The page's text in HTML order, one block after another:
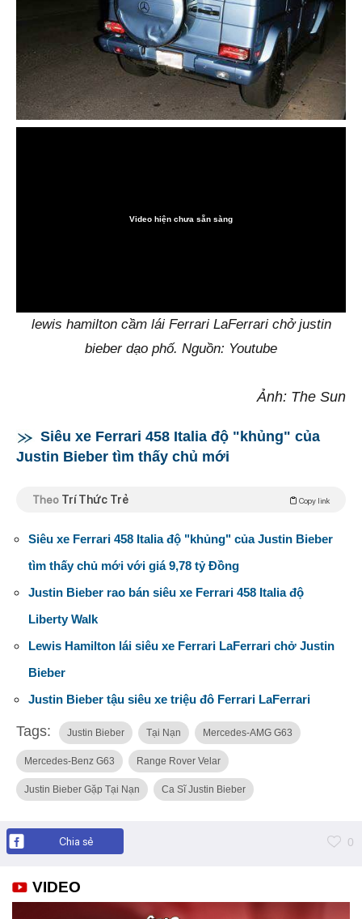
Video hiện chưa sẵn sàng
lewis hamilton cầm lái Ferrari LaFerrari chở justin
bieber dạo phố. Nguồn: Youtube
Ảnh: The Sun
Siêu xe Ferrari 458 Italia độ "khủng" của
Justin Bieber tìm thấy chủ mới
Theo Trí Thức Trẻ Copy link
Siêu xe Ferrari 458 Italia độ "khủng" của Justin Bieber
tìm thấy chủ mới với giá 9,78 tỷ Đồng
Justin Bieber rao bán siêu xe Ferrari 458 Italia độ
Liberty Walk
Lewis Hamilton lái siêu xe Ferrari LaFerrari chở Justin
Bieber
Justin Bieber tậu siêu xe triệu đô Ferrari LaFerrari
Tags: Justin Bieber Tại Nạn Mercedes-AMG G63
Mercedes-Benz G63 Range Rover Velar
Justin Bieber Gặp Tại Nạn Ca Sĩ Justin Bieber
Chia sẻ 0
VIDEO